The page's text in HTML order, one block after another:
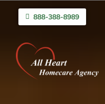
888-388-8989